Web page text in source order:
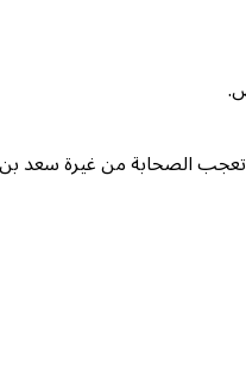
تعجب الصحابة من غيرة سعد